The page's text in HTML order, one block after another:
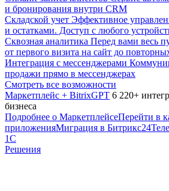
и бронирования внутри CRM
Складской учет Эффективное
и остатками. Доступ с любого
Сквозная аналитика Перед вами весь
от первого визита на сайт до
Интеграция с мессенджерами
продажи прямо в мессенджерах
Смотреть все возможности
Маркетплейс + BitrixGPT 6 220+
бизнеса
Подробнее о МаркетплейсеПерейти в
приложенияМиграция в Битрикс24
1С
Решения